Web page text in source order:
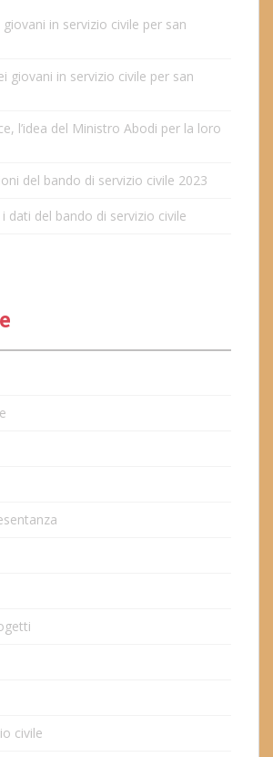
in servizio civile per san
giovani in servizio civile per san
l’idea del Ministro Abodi per la loro
del bando di servizio civile 2023
i dati del bando di servizio civile
civile